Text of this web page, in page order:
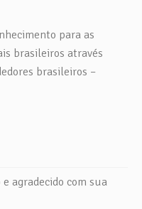
para as
brasileiros através
brasileiros –
agradecido com sua